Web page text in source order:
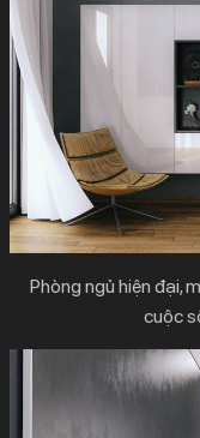
Phòng ngủ hiện đại,
cuộc